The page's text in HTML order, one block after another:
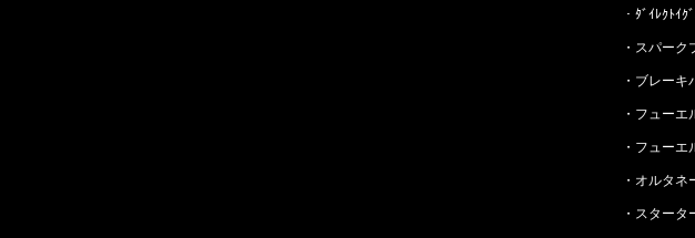
・ﾀﾞｲﾚｸﾄｲｸ
・スパーク
・ブレーキ
・フューエ
・フューエ
・オルタネ
・スタータ